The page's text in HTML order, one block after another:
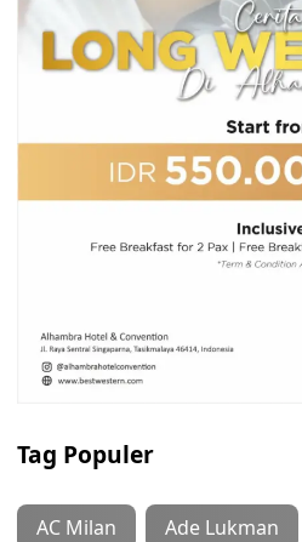
Tag Populer
AC Milan Ade Lukman